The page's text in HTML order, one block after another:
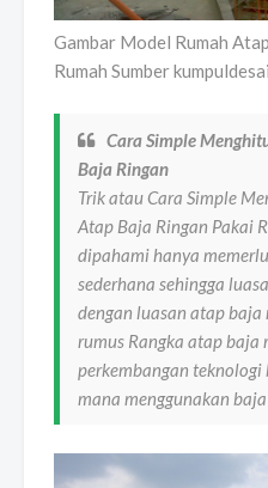
Gambar Model Rumah
Rumah Sumber
Cara Simple
Baja Ringan
Trik atau Cara Simple
Atap Baja Ringan Pakai
dipahami hanya
sederhana sehingga
dengan luasan atap
rumus Rangka atap baja
perkembangan
mana menggunakan